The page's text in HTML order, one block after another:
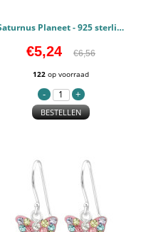
Saturnus Planeet - 925 sterling zilver Kinderoorbellen PCJW41490
€5,24 €6,56
122 op voorraad
BESTELLEN